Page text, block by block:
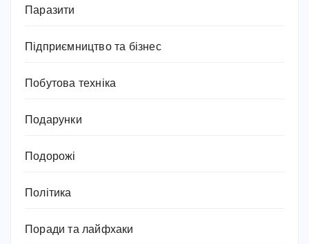
Паразити
Підприємництво та бізнес
Побутова техніка
Подарунки
Подорожі
Політика
Поради та лайфхаки